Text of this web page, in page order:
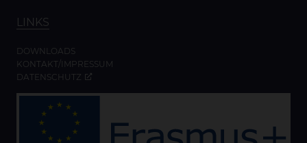
LINKS
DOWNLOADS
KONTAKT/IMPRESSUM
DATENSCHUTZ